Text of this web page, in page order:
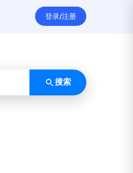
登录/注册
搜索